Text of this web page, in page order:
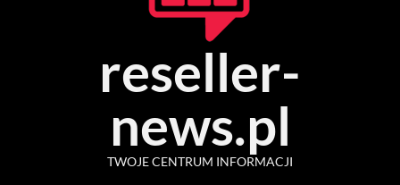
reseller-
news.pl
TWOJE CENTRUM INFORMACJI